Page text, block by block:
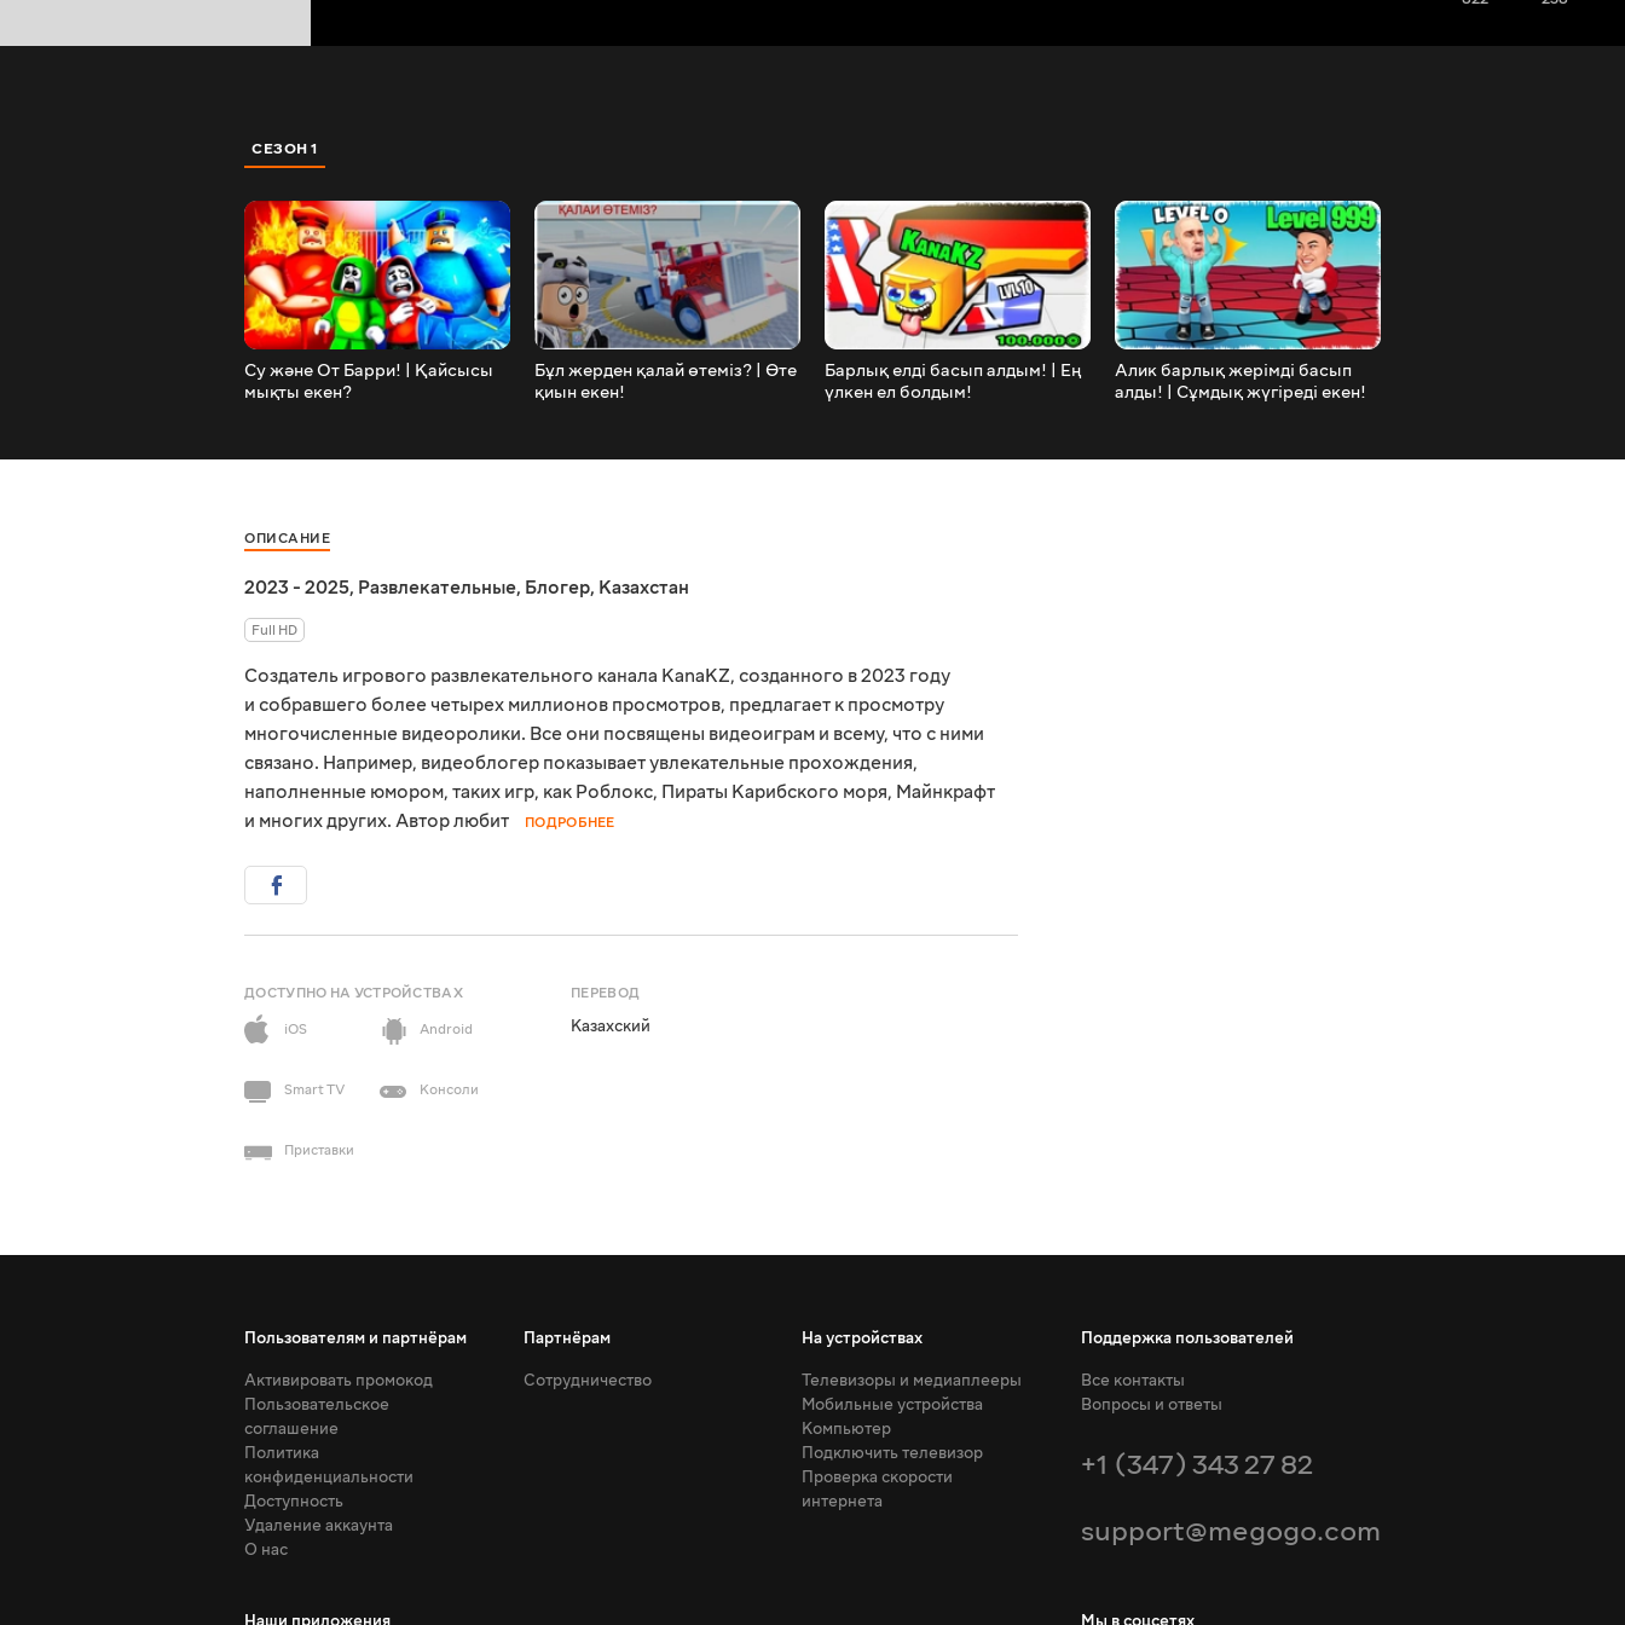
СЕЗОН 1
Су және От Барри! | Қайсысы
мықты екен?
Бұл жерден қалай өтеміз? | Өте
қиын екен!
Барлық елді басып алдым! | Ең
үлкен ел болдым!
Алик барлық жерімді басып
алды! | Сұмдық жүгіреді екен!
ОПИСАНИЕ
2023 - 2025, Развлекательные, Блогер, Казахстан
Full HD
Создатель игрового развлекательного канала KanaKZ, созданного в 2023 году
и собравшего более четырех миллионов просмотров, предлагает к просмотру
многочисленные видеоролики. Все они посвящены видеоиграм и всему, что с ними
связано. Например, видеоблогер показывает увлекательные прохождения,
наполненные юмором, таких игр, как Роблокс, Пираты Карибского моря, Майнкрафт
и многих других. Автор любит
ПОДРОБНЕЕ
ДОСТУПНО НА УСТРОЙСТВАХ
iOS
Android
Smart TV Консоли
Приставки
ПЕРЕВОД
Казахский
Пользователям и партнёрам
Активировать промокод
Пользовательское
соглашение
Политика
конфиденциальности
Доступность
Удаление аккаунта
О нас
Партнёрам
Сотрудничество
На устройствах
Телевизоры и медиаплееры
Мобильные устройства
Компьютер
Подключить телевизор
Проверка скорости
интернета
Поддержка пользователей
Все контакты
Вопросы и ответы
+1 (347) 343 27 82
support@megogo.com